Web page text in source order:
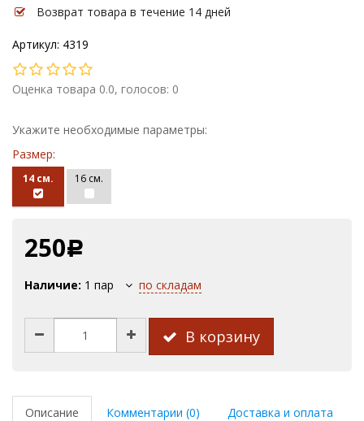
Возврат товара в течение 14 дней
Артикул: 4319
Оценка товара 0.0, голосов: 0
Укажите необходимые параметры:
Размер:
14 см. 16 см.
250Р
Наличие: 1 пар по складам
В корзину
Описание Комментарии (0) Доставка и оплата